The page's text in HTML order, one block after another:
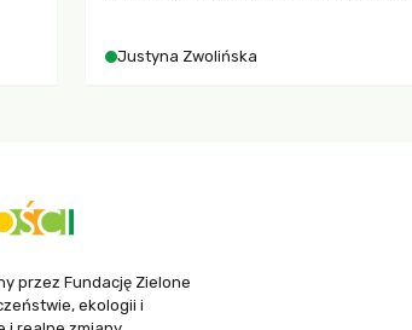
społeczne?
Justyna Zwolińska
przez Fundację Zielone
ekologii i